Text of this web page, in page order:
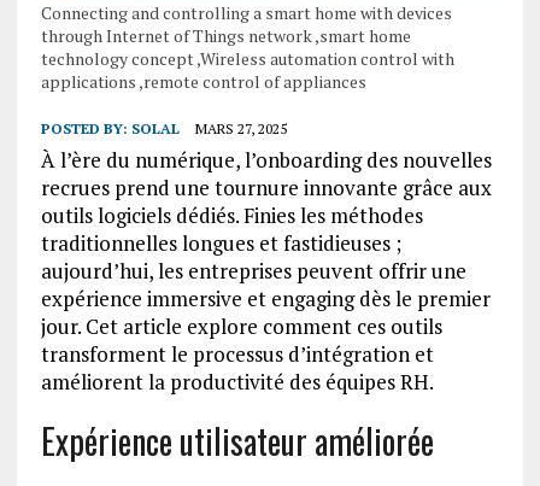
Connecting and controlling a smart home with devices
through Internet of Things network ,smart home
technology concept ,Wireless automation control with
applications ,remote control of appliances
POSTED BY: SOLAL MARS 27, 2025
À l’ère du numérique, l’onboarding des nouvelles
recrues prend une tournure innovante grâce aux
outils logiciels dédiés. Finies les méthodes
traditionnelles longues et fastidieuses ;
aujourd’hui, les entreprises peuvent offrir une
expérience immersive et engaging dès le premier
jour. Cet article explore comment ces outils
transforment le processus d’intégration et
améliorent la productivité des équipes RH.
Expérience utilisateur améliorée